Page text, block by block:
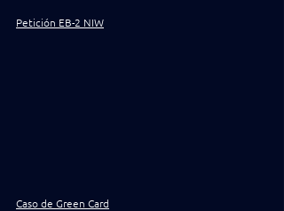
Petición EB-2 NIW
Caso de Green Card